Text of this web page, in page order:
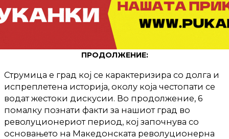
ПРОДОЛЖЕНИЕ:
Струмица е град кој се карактеризира со долга и
испреплетена историја, околу која честопати се
водат жестоки дискусии. Во продолжение, 6
помалку познати факти за нашиот град во
револуционериот период, кој започнува со
основањето на Македонската револуционерна